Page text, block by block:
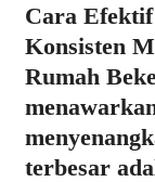
Cara
Konsisten
Rumah
terbesar